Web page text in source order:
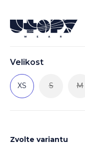
Velikost
XS S M
Zvolte variantu